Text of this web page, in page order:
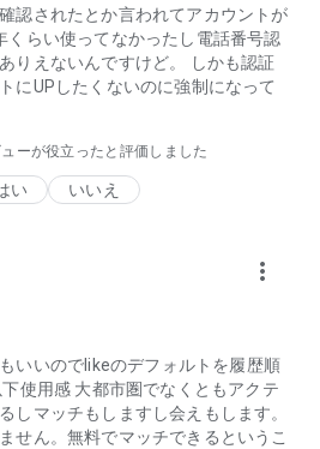
認されたとか言われてアカウントが
くらい使ってなかったし電話番号認
りえないんですけど。 しかも認証
にUPしたくないのに強制になって
ーが役立ったと評価しました
い いいえ
more_vert
いいのでlikeのデフォルトを履歴順
使用感 大都市圏でなくともアクテ
しマッチもしますし会えもします。
せん。無料でマッチできるというこ